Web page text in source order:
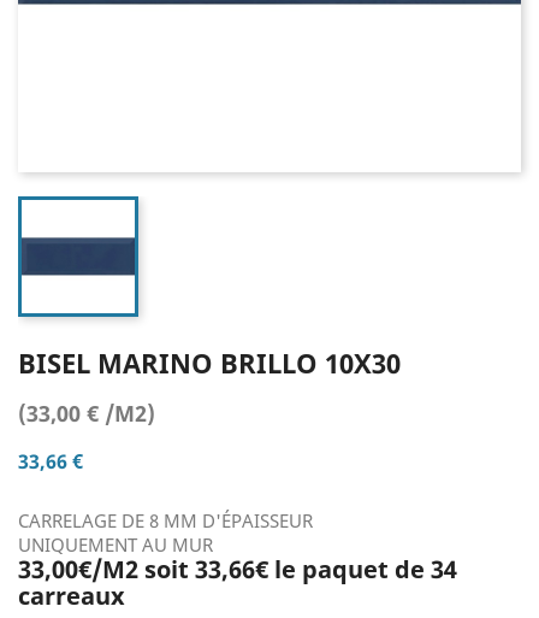
BISEL MARINO BRILLO 10X30
(33,00 € /M2)
33,66 €
CARRELAGE DE 8 MM D'ÉPAISSEUR
UNIQUEMENT AU MUR
33,00€/M2 soit 33,66€ le paquet de 34
carreaux